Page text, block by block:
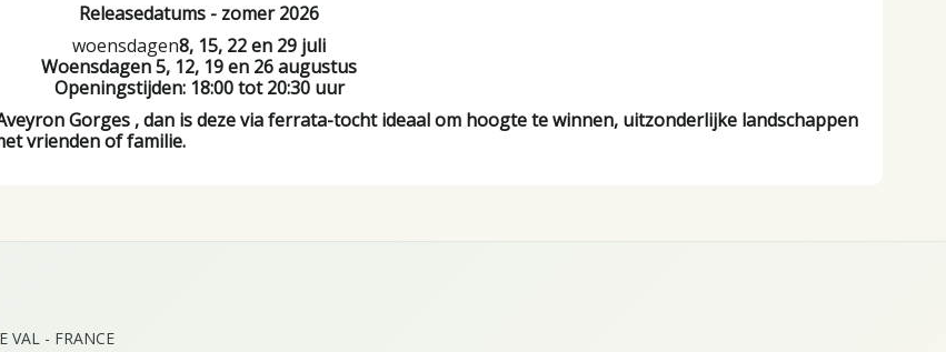
Releasedatums - zomer 2026
woensdagen8, 15, 22 en 29 juli
Woensdagen 5, 12, 19 en 26 augustus
Openingstijden: 18:00 tot 20:30 uur
Gorges , dan is deze via ferrata-tocht ideaal om hoogte te winnen, uitzonderlijke landschappen
vrienden of familie.
VAL - FRANCE